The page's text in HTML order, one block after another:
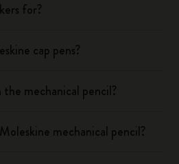
for?
cap pens?
mechanical pencil?
mechanical pencil?